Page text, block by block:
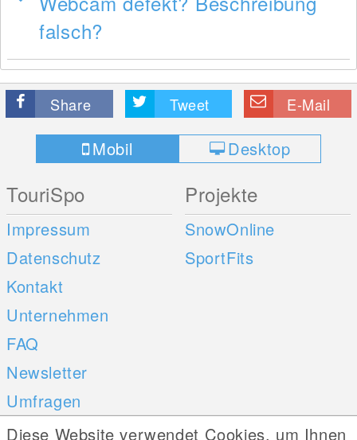
falsch?
Share Tweet E-Mail
Mobil Desktop
TouriSpo
Impressum
Datenschutz
Kontakt
Unternehmen
FAQ
Newsletter
Umfragen
Projekte
SnowOnline
SportFits
Diese Website verwendet Cookies, um Ihnen